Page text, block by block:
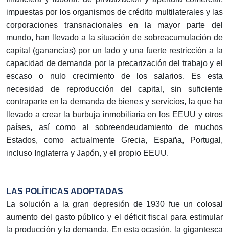
impuestas por los organismos de crédito multilaterales y las
corporaciones transnacionales en la mayor parte del
mundo, han llevado a la situación de sobreacumulación de
capital (ganancias) por un lado y una fuerte restricción a la
capacidad de demanda por la precarización del trabajo y el
escaso o nulo crecimiento de los salarios. Es esta
necesidad de reproducción del capital, sin suficiente
contraparte en la demanda de bienes y servicios, la que ha
llevado a crear la burbuja inmobiliaria en los EEUU y otros
países, así como al sobreendeudamiento de muchos
Estados, como actualmente Grecia, España, Portugal,
incluso Inglaterra y Japón, y el propio EEUU.
LAS POLÍTICAS ADOPTADAS
La solución a la gran depresión de 1930 fue un colosal
aumento del gasto público y el déficit fiscal para estimular
la producción y la demanda. En esta ocasión, la gigantesca